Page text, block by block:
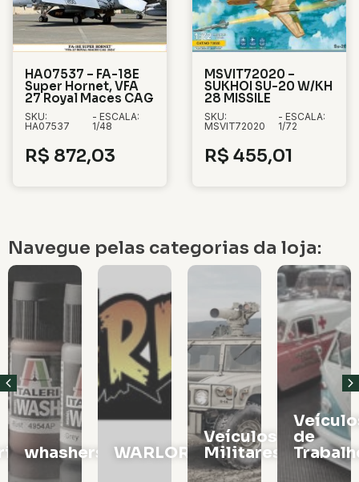
HA07537 – FA-18E
Super Hornet, VFA
27 Royal Maces CAG
SKU:
HA07537
- ESCALA:
1/48
R$ 872,03
MSVIT72020 –
SUKHOI SU-20 W/KH
28 MISSILE
SKU:
MSVIT72020
- ESCALA:
1/72
R$ 455,01
Navegue pelas categorias da loja:
WARLORD Militares
Veículos
de
Trabalho
Vagões
e